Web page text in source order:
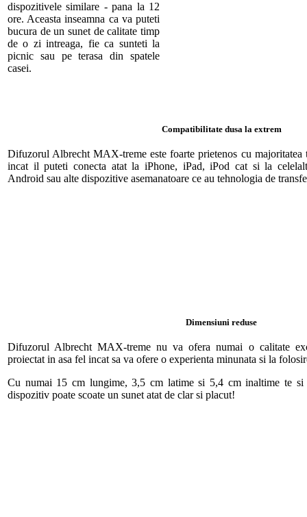
dispozitivele similare - pana la 12
ore. Aceasta inseamna ca va puteti
bucura de un sunet de calitate timp
de o zi intreaga, fie ca sunteti la
picnic sau pe terasa din spatele
casei.
Compatibilitate dusa la extrem
Difuzorul Albrecht MAX-treme este foarte prietenos cu
incat il puteti conecta atat la iPhone, iPad, iPod cat si la
Android sau alte dispozitive asemanatoare ce au tehnologia de
Dimensiuni reduse
Difuzorul Albrecht MAX-treme nu va ofera numai o calitate
proiectat in asa fel incat sa va ofere o experienta minunata si la
Cu numai 15 cm lungime, 3,5 cm latime si 5,4 cm inaltime te si
dispozitiv poate scoate un sunet atat de clar si placut!